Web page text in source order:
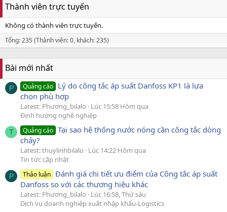
Thành viên trực tuyến
Không có thành viên trực tuyến.
Tổng: 235 (Thành viên: 0, khách: 235)
Bài mới nhất
P Quảng cáo Lý do công tắc áp suất Danfoss KP1 là lựa
chọn phù hợp
Latest: Phương_bilalo
Lúc 15:58 Hôm qua
Định hướng nghề nghiệp
T Quảng cáo Tại sao hệ thống nước nóng cần công tắc dòng
chảy?
Latest: thuylinhbilalo
Lúc 14:22 Hôm qua
Tin tức cập nhật
P Thảo luận Đánh giá chi tiết ưu điểm của Công tắc áp suất
Danfoss so với các thương hiệu khác
Latest: Phương_bilalo
Lúc 16:58, Thứ sáu
Dịch vụ doanh nghiệp xuất nhập khẩu-Logistics